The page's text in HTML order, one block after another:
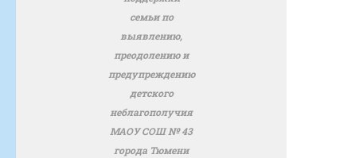
семьи по
выявлению,
преодолению и
предупреждению
детского
неблагополучия
МАОУ СОШ № 43
города Тюмени